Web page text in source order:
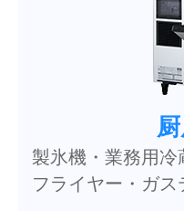
製氷機・業務用冷
フライヤー・ガ